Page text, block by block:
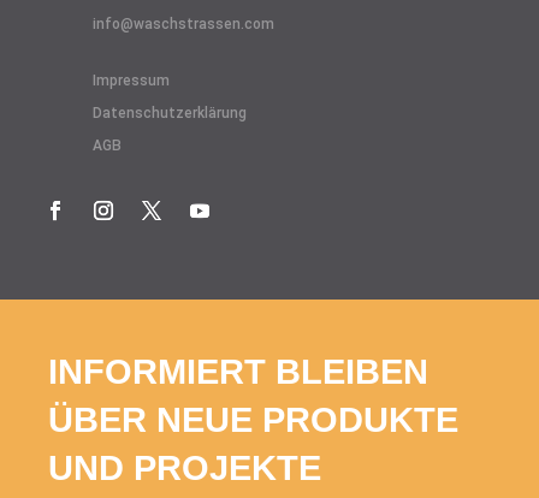
info@waschstrassen.com
Impressum
Datenschutzerklärung
AGB
INFORMIERT BLEIBEN
ÜBER NEUE PRODUKTE
UND PROJEKTE